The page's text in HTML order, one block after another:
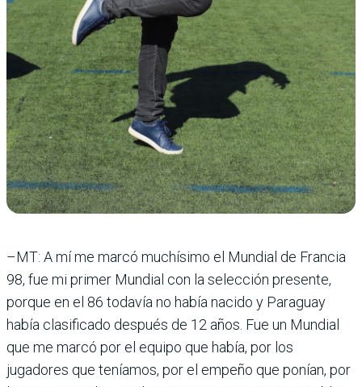
–MT: A mí me marcó muchísimo el Mundial de Francia
98, fue mi primer Mundial con la selección presente,
porque en el 86 todavía no había nacido y Paraguay
había clasificado después de 12 años. Fue un Mundial
que me marcó por el equipo que había, por los
jugadores que teníamos, por el empeño que ponían, por